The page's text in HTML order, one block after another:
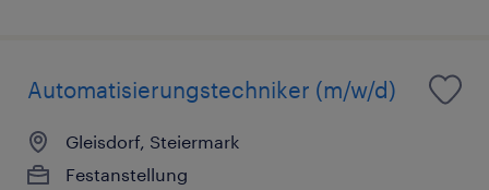
Automatisierungstechniker (m/w/d)
Gleisdorf, Steiermark
Festanstellung